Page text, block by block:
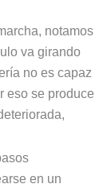
notamos
va girando
no es capaz
eso se produce
en un